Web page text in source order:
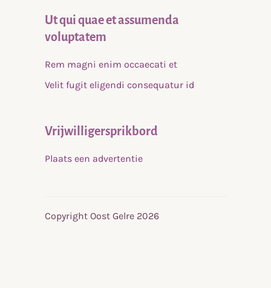
Ut qui quae et assumenda
voluptatem
Rem magni enim occaecati et
Velit fugit eligendi consequatur id
Vrijwilligersprikbord
Plaats een advertentie
Copyright Oost Gelre 2026